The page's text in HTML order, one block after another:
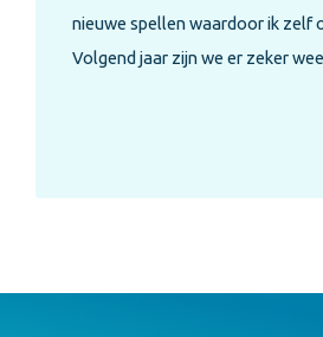
met verschillende sporten in
hun niveau haalt Mike het beste